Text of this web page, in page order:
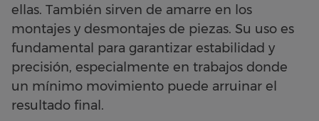
ellas. También sirven de amarre en los
montajes y desmontajes de piezas. Su uso es
fundamental para garantizar estabilidad y
precisión, especialmente en trabajos donde
un mínimo movimiento puede arruinar el
resultado final.